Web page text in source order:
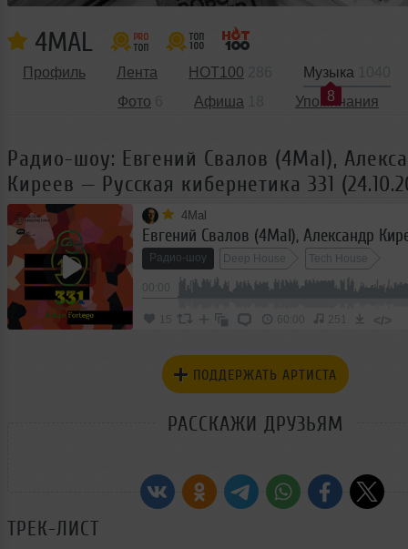
4MAL
Профиль Лента HOT100
Музыка
8
Фото
Афиша Упоминания
Радио-шоу: Евгений Свалов (4Mal),
Киреев — Русская кибернетика 331
4Mal
Радио-шоу Deep House Tech House
Progressive House
15 60:00 251 </>
ПОДДЕРЖАТЬ АРТИСТА
РАССКАЖИ ДРУЗЬЯМ
ТРЕК-ЛИСТ